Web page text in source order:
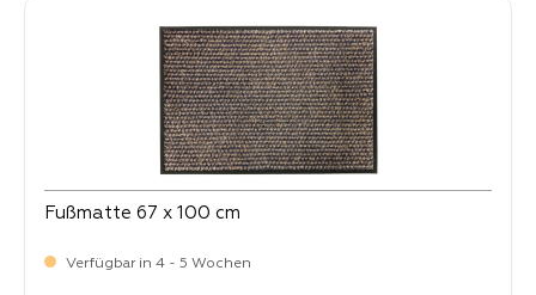
Fußmatte 67 x 100 cm
Verfügbar in 4 - 5 Wochen